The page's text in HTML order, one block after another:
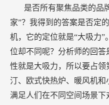
是否所有聚焦品类的品
家”？我得到的答案是否定
机，它的定位就是“大吸力
位却不同呢？分析师的回
性就是大吸力，所以要占
汀、欧式快热炉、暖风机和
满足人们在不同空间场景